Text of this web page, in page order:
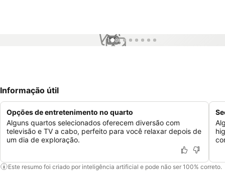
1 / 8
Informação útil
Opções de entretenimento no quarto
Alguns quartos selecionados oferecem diversão com
televisão e TV a cabo, perfeito para você relaxar depois de
um dia de exploração.
Este resumo foi criado por inteligência artificial e pode não ser 100% correto.